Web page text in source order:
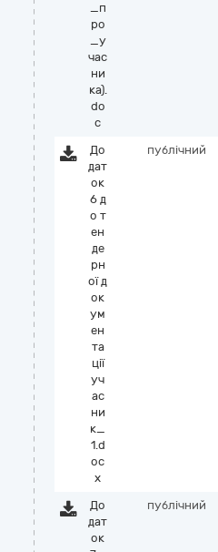
_п
ро
_у
час
ни
ка).
do
c
До
дат
ок
6 д
о т
ен
де
рн
ої д
ок
ум
ен
та
ції
уч
ас
ни
к_
1.d
oc
x
публічний
До
дат
ок
публічний